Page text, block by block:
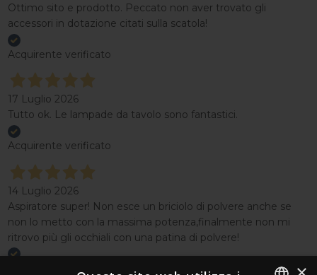
Ottimo sito e prodotto. Peccato non aver trovato gli
accessori in dotazione citati sulla scatola!
Acquirente verificato
17 Luglio 2026
Tutto ok. Le lampade da tavolo sono fantastici.
Acquirente verificato
14 Luglio 2026
Aspiratore super! Non esce un briciolo di polvere anche se
non lo metto con la massima potenza,finalmente non mi
ritrovo più gli occhiali con una patina di polvere!